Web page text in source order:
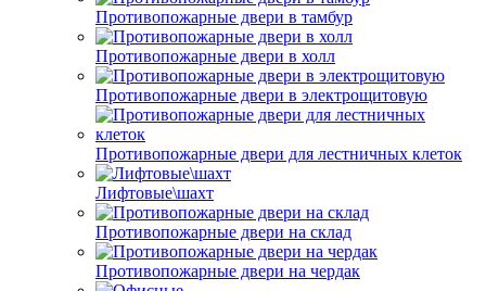
Противопожарные двери в тамбур
Противопожарные двери в холл
Противопожарные двери в электрощитовую
Противопожарные двери для лестничных клеток
Лифтовые\шахт
Противопожарные двери на склад
Противопожарные двери на чердак